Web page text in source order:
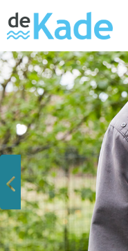
Vorige